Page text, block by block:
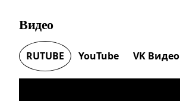
Видео
RUTUBE YouTube VK Видео